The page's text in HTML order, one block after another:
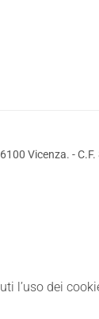
Vicenza. -
l’uso dei